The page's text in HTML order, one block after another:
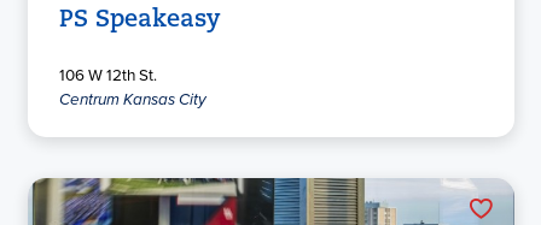
PS Speakeasy
106 W 12th St.
Centrum Kansas City